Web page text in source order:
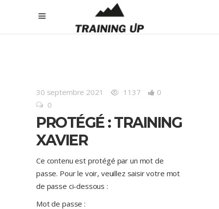
30 septembre 2021 1137
0
0
PROTÉGÉ : TRAINING
XAVIER
Ce contenu est protégé par un mot de
passe. Pour le voir, veuillez saisir votre mot
de passe ci-dessous :
Mot de passe :